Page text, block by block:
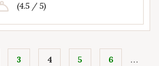
(4.5 / 5)
3 4 5 6 …